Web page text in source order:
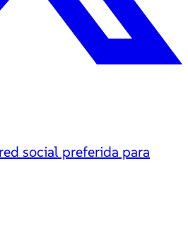
social preferida para